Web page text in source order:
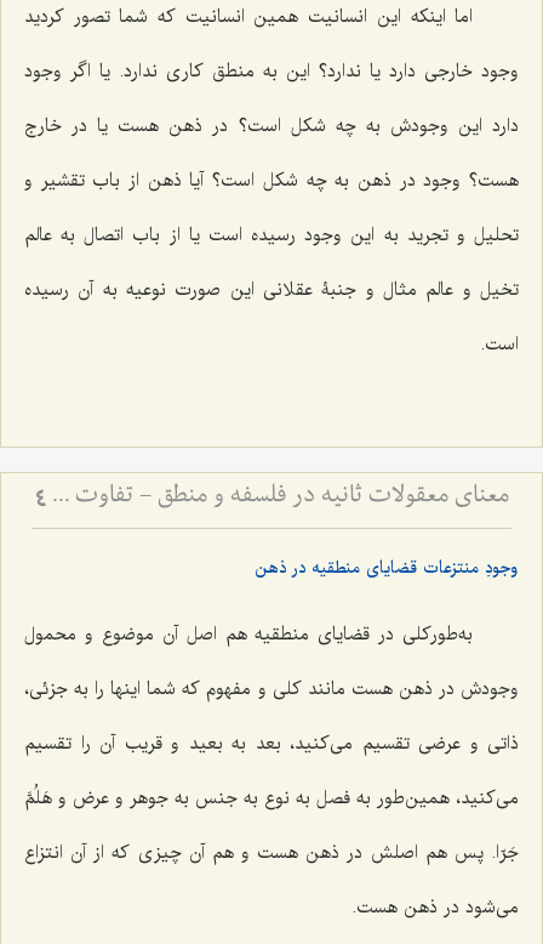
اما اینکه این انسانیت همین انسانیت که شما تصور کردید
وجود خارجی دارد یا ندارد؟ این به منطق کاری ندارد. یا اگر وجود
دارد این وجودش به چه شکل است؟ در ذهن هست یا در خارج
هست؟ وجود در ذهن به چه شکل است؟ آیا ذهن از باب تقشیر و
تحلیل و تجرید به این وجود رسیده است یا از باب اتصال به عالم
تخیل و عالم مثال و جنبۀ عقلانی این صورت نوعیه به آن رسیده
است.
معنای معقولات ثانیه در فلسفه و منطق - تفاوت مفاهیم فلسفی و منطقی در کلام مرحوم آخوند 4
وجودِ منتزعات قضایای منطقیه در ذهن
به‌طورکلی در قضایای منطقیه هم اصل آن موضوع و محمول
وجودش در ذهن هست مانند کلی و مفهوم که شما اینها را به جزئی،
ذاتی و عرضی تقسیم می‌کنید، بعد به بعید و قریب آن را تقسیم
می‌کنید، همین‌طور به فصل به نوع به جنس به جوهر و عرض و هَلُمَّ
جَرّا. پس هم اصلش در ذهن هست و هم آن چیزی که از آن انتزاع
می‌شود در ذهن هست.